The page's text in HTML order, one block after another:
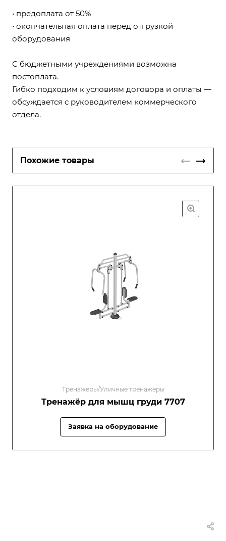
• предоплата от 50%
• окончательная оплата перед отгрузкой
оборудования
С бюджетными учреждениями возможна
постоплата.
Гибко подходим к условиям договора и оплаты —
обсуждается с руководителем коммерческого
отдела.
Похожие товары
Тренажёры/Уличные тренажеры
Тренажёр для мышц груди 7707
Заявка на оборудование